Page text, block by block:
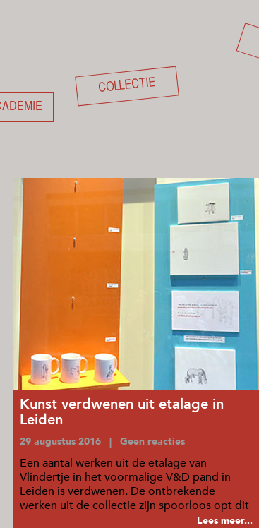
COLLECTIE
Kunst verdwenen uit etalage in
Leiden
29 augustus 2016 | Geen reacties
Een aantal werken uit de etalage van
Vlindertje in het voormalige V&D pand in
Leiden is verdwenen. De ontbrekende
werken uit de collectie zijn spoorloos opt dit
Lees meer...